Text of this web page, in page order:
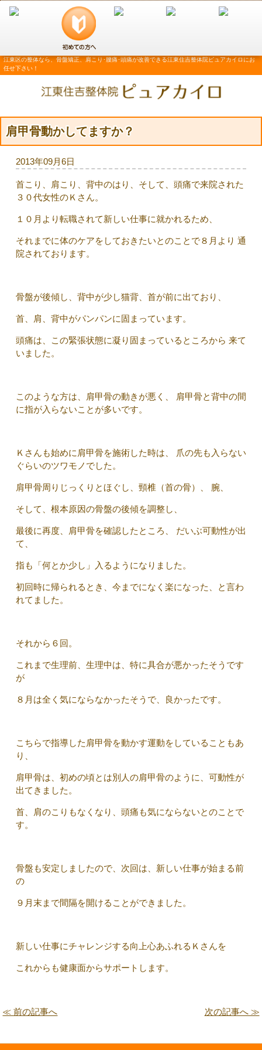
江東区の整体なら、骨盤矯正、肩こり･腰痛･頭痛が改善できる江東住吉整体院ピュアカイロにお
任せ下さい！
肩甲骨動かしてますか？
2013年09月6日
首こり、肩こり、背中のはり、そして、頭痛で来院された
３０代女性のＫさん。
１０月より転職されて新しい仕事に就かれるため、
それまでに体のケアをしておきたいとのことで８月より 通
院されております。
骨盤が後傾し、背中が少し猫背、首が前に出ており、
首、肩、背中がパンパンに固まっています。
頭痛は、この緊張状態に凝り固まっているところから 来て
いました。
このような方は、肩甲骨の動きが悪く、 肩甲骨と背中の間
に指が入らないことが多いです。
Ｋさんも始めに肩甲骨を施術した時は、 爪の先も入らない
ぐらいのツワモノでした。
肩甲骨周りじっくりとほぐし、頸椎（首の骨）、 腕、
そして、根本原因の骨盤の後傾を調整し、
最後に再度、肩甲骨を確認したところ、 だいぶ可動性が出
て、
指も「何とか少し」入るようになりました。
初回時に帰られるとき、今までになく楽になった、と言わ
れてました。
それから６回。
これまで生理前、生理中は、特に具合が悪かったそうです
が
８月は全く気にならなかったそうで、良かったです。
こちらで指導した肩甲骨を動かす運動をしていることもあ
り、
肩甲骨は、初めの頃とは別人の肩甲骨のように、可動性が
出てきました。
首、肩のこりもなくなり、頭痛も気にならないとのことで
す。
骨盤も安定しましたので、次回は、新しい仕事が始まる前
の
９月末まで間隔を開けることができました。
新しい仕事にチャレンジする向上心あふれるＫさんを
これからも健康面からサポートします。
≪ 前の記事へ 次の記事へ ≫